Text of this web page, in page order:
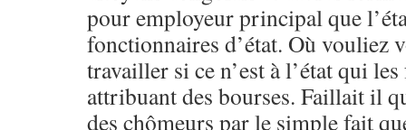
pour employeur principal que
fonctionnaires d’état. Où vouliez
travailler si ce n’est à l’état qui
attribuant des bourses. Faillait il
des chômeurs par le simple fait